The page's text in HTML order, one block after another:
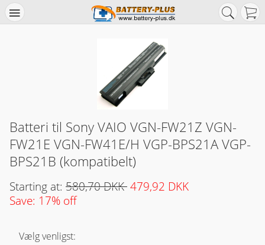
Batteri til Sony VAIO VGN-FW21Z VGN-
FW21E VGN-FW41E/H VGP-BPS21A VGP-
BPS21B (kompatibelt)
Starting at: 580,70 DKK479,92 DKK
Save: 17% off
Vælg venligst: